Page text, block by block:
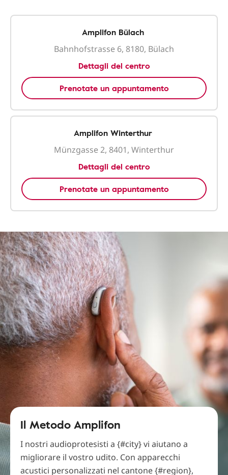
Amplifon Bülach
Bahnhofstrasse 6, 8180, Bülach
Dettagli del centro
Prenotate un appuntamento
Amplifon Winterthur
Münzgasse 2, 8401, Winterthur
Dettagli del centro
Prenotate un appuntamento
Il Metodo Amplifon
I nostri audioprotesisti a {#city} vi aiutano a
migliorare il vostro udito. Con apparecchi
acustici personalizzati nel cantone {#region},